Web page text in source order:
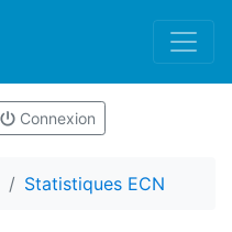
Connexion
Statistiques ECN